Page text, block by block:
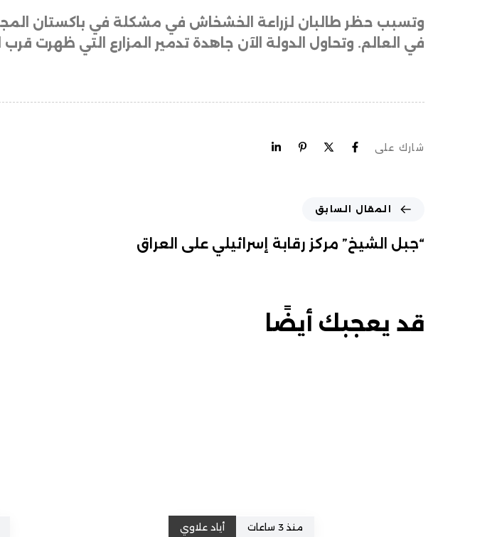
وتسبب حظر طالبان لزراعة الخشخاش في مشكلة في باكستان
في العالم. وتحاول الدولة الآن جاهدة تدمير المزارع التي ظهرت
شارك على
المقال السابق
“جبل الشيخ” مركز رقابة إسرائيلي على العراق
قد يعجبك أيضًا
منذ 3 ساعات أياد علاوي